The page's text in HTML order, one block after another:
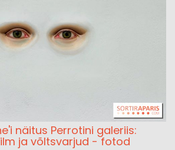
näitus Perrotini galeriis:
ja võltsvarjud - fotod